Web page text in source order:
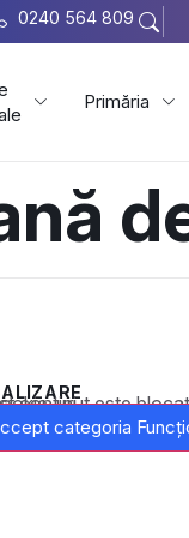
0240 564 809
Primăria
când acceptați categoria corespunzătoare de cookie-uri.
categoria